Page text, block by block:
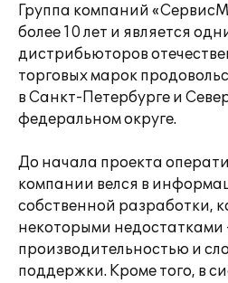
Группа компаний
более 10 лет и является
дистрибьюторов
торговых марок
в Санкт-Петербурге и
федеральном округе.
До начала проекта
компании велся в
собственной разработки,
некоторыми недостатками
производительностью и
поддержки. Кроме того, в